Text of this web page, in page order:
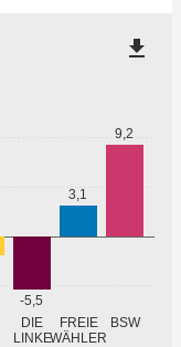
DIE
LINKE
FREIE
WÄHLER
BSW
-5,5
3,1
9,2
file_download